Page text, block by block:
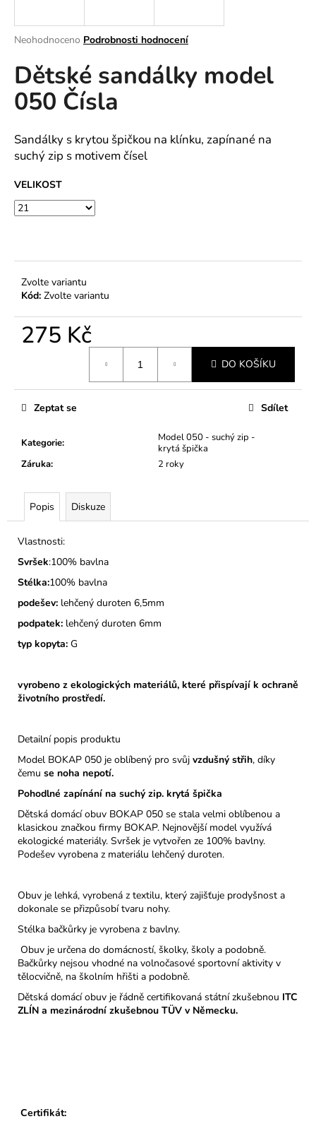
Průměrné
produktu
je
0,0
z
hvězdiček.
Neohodnoceno Podrobnosti hodnocení
Dětské sandálky model
050 Čísla
Sandálky s krytou špičkou na klínku, zapínané na
suchý zip s motivem čísel
VELIKOST
Zvolte variantu
Kód: Zvolte variantu
275 Kč
DO KOŠÍKU
Kategorie:
Model 050 - suchý zip -
krytá špička
Záruka: 2 roky
Zeptat se Sdílet
Popis Diskuze
Vlastnosti:
Svršek:100% bavlna
Stélka:100% bavlna
podešev: lehčený duroten 6,5mm
podpatek: lehčený duroten 6mm
typ kopyta: G
vyrobeno z ekologických materiálů, které přispívají k ochraně
životního prostředí.
Detailní popis produktu
Model BOKAP 050 je oblíbený pro svůj vzdušný střih, díky
čemu se noha nepotí.
Pohodlné zapínání na suchý zip. krytá špička
Dětská domácí obuv BOKAP 050 se stala velmi oblíbenou a
klasickou značkou firmy BOKAP. Nejnovější model využívá
ekologické materiály. Svršek je vytvořen ze 100% bavlny.
Podešev vyrobena z materiálu lehčený duroten.
Obuv je lehká, vyrobená z textilu, který zajišťuje prodyšnost a
dokonale se přizpůsobí tvaru nohy.
Stélka bačkůrky je vyrobena z bavlny.
Obuv je určena do domácností, školky, školy a podobně.
Bačkůrky nejsou vhodné na volnočasové sportovní aktivity v
tělocvičně, na školním hřišti a podobně.
Dětská domácí obuv je řádně certifikovaná státní zkušebnou ITC
ZLÍN a mezinárodní zkušebnou TÜV v Německu.
Certifikát:
j
t
?
HLEDAT
p
u
č
e
DĚTSKÉ
BAČKORY
MODEL
MODRÉ